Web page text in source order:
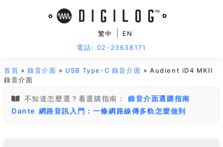
繁中
EN
電話: 02-23638171
首頁 »錄音介面 » USB Type-C 錄音介面 » Audient iD4 MKII
錄音介面
不知道怎麼選？看選購指南：
錄音介面選購指南
Dante 網路音訊入門：一條網路線傳多軌怎麼做到